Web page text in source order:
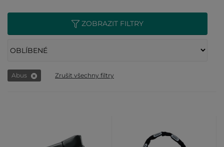
ZOBRAZIT FILTRY
Abus Zrušit všechny filtry